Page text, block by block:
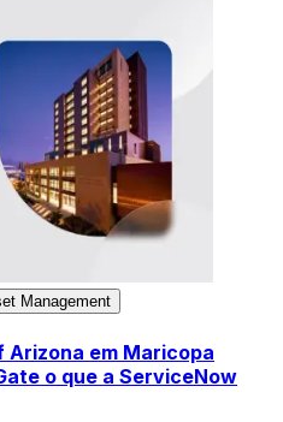
Management
Arizona em Maricopa
o que a ServiceNow